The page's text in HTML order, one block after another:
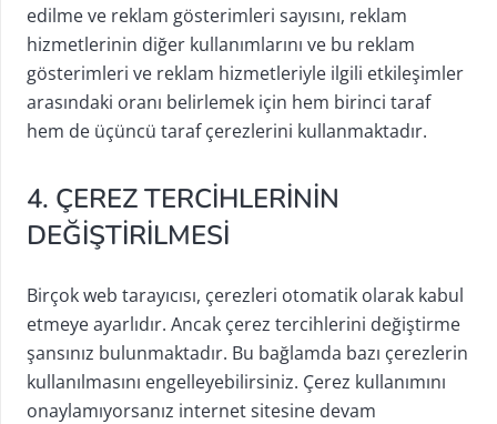
edilme ve reklam gösterimleri sayısını, reklam
hizmetlerinin diğer kullanımlarını ve bu reklam
gösterimleri ve reklam hizmetleriyle ilgili etkileşimler
arasındaki oranı belirlemek için hem birinci taraf
hem de üçüncü taraf çerezlerini kullanmaktadır.
4. ÇEREZ TERCİHLERİNİN
DEĞİŞTİRİLMESİ
Birçok web tarayıcısı, çerezleri otomatik olarak kabul
etmeye ayarlıdır. Ancak çerez tercihlerini değiştirme
şansınız bulunmaktadır. Bu bağlamda bazı çerezlerin
kullanılmasını engelleyebilirsiniz. Çerez kullanımını
onaylamıyorsanız internet sitesine devam